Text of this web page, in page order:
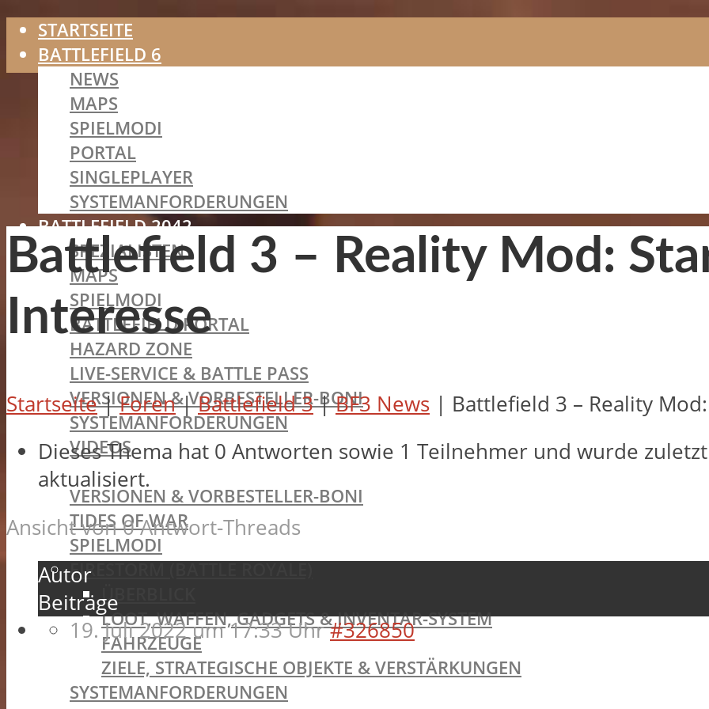
STARTSEITE
BATTLEFIELD 6
NEWS
MAPS
SPIELMODI
PORTAL
SINGLEPLAYER
SYSTEMANFORDERUNGEN
BATTLEFIELD 2042
SPEZIALISTEN
MAPS
SPIELMODI
BATTLEFIELD PORTAL
HAZARD ZONE
LIVE-SERVICE & BATTLE PASS
VERSIONEN & VORBESTELLER-BONI
SYSTEMANFORDERUNGEN
VIDEOS
BATTLEFIELD V
VERSIONEN & VORBESTELLER-BONI
TIDES OF WAR
SPIELMODI
FIRESTORM (BATTLE ROYALE)
ÜBERBLICK
LOOT, WAFFEN, GADGETS & INVENTAR-SYSTEM
FAHRZEUGE
ZIELE, STRATEGISCHE OBJEKTE & VERSTÄRKUNGEN
SYSTEMANFORDERUNGEN
Battlefield 3 – Reality Mod:
Interesse
Startseite |Foren |Battlefield 3 |BF3 News | Battlefield 3 – Reality
Dieses Thema hat 0 Antworten sowie 1 Teilnehmer und wurde
aktualisiert.
Ansicht von 0 Antwort-Threads
Autor
Beiträge
19. Juli 2022 um 17:33 Uhr #326850